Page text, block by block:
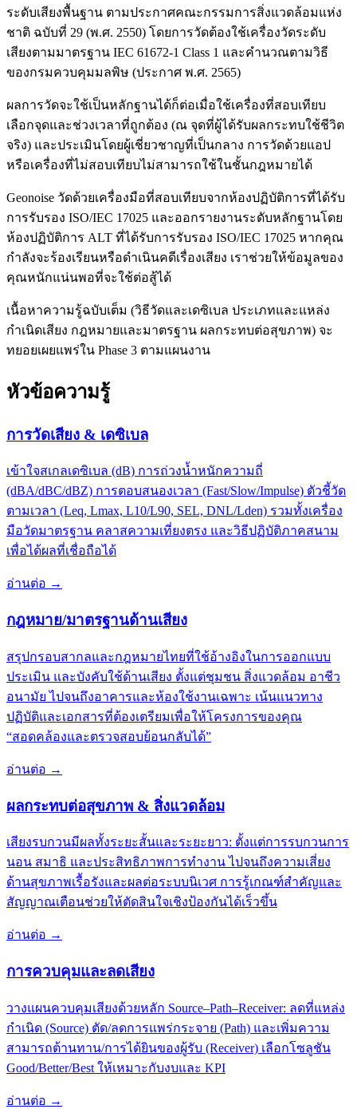
ระดับเสียงพื้นฐาน ตามประกาศคณะกรรมการสิ่งแวดล้อมแห่ง
ชาติ ฉบับที่ 29 (พ.ศ. 2550) โดยการวัดต้องใช้เครื่องวัดระดับ
เสียงตามมาตรฐาน IEC 61672-1 Class 1 และคำนวณตามวิธี
ของกรมควบคุมมลพิษ (ประกาศ พ.ศ. 2565)
ผลการวัดจะใช้เป็นหลักฐานได้ก็ต่อเมื่อใช้เครื่องที่สอบเทียบ
เลือกจุดและช่วงเวลาที่ถูกต้อง (ณ จุดที่ผู้ได้รับผลกระทบใช้ชีวิต
จริง) และประเมินโดยผู้เชี่ยวชาญที่เป็นกลาง การวัดด้วยแอป
หรือเครื่องที่ไม่สอบเทียบไม่สามารถใช้ในชั้นกฎหมายได้
Geonoise วัดด้วยเครื่องมือที่สอบเทียบจากห้องปฏิบัติการที่ได้รับ
การรับรอง ISO/IEC 17025 และออกรายงานระดับหลักฐานโดย
ห้องปฏิบัติการ ALT ที่ได้รับการรับรอง ISO/IEC 17025 หากคุณ
กำลังจะร้องเรียนหรือดำเนินคดีเรื่องเสียง เราช่วยให้ข้อมูลของ
คุณหนักแน่นพอที่จะใช้ต่อสู้ได้
เนื้อหาความรู้ฉบับเต็ม (วิธีวัดและเดซิเบล ประเภทและแหล่ง
กำเนิดเสียง กฎหมายและมาตรฐาน ผลกระทบต่อสุขภาพ) จะ
ทยอยเผยแพร่ใน Phase 3 ตามแผนงาน
หัวข้อความรู้
การวัดเสียง & เดซิเบล
เข้าใจสเกลเดซิเบล (dB) การถ่วงน้ำหนักความถี่
(dBA/dBC/dBZ) การตอบสนองเวลา (Fast/Slow/Impulse) ตัวชี้วัด
ตามเวลา (Leq, Lmax, L10/L90, SEL, DNL/Lden) รวมทั้งเครื่อง
มือวัดมาตรฐาน คลาสความเที่ยงตรง และวิธีปฏิบัติภาคสนาม
เพื่อได้ผลที่เชื่อถือได้
อ่านต่อ →
กฎหมาย/มาตรฐานด้านเสียง
สรุปกรอบสากลและกฎหมายไทยที่ใช้อ้างอิงในการออกแบบ
ประเมิน และบังคับใช้ด้านเสียง ตั้งแต่ชุมชน สิ่งแวดล้อม อาชีว
อนามัย ไปจนถึงอาคารและห้องใช้งานเฉพาะ เน้นแนวทาง
ปฏิบัติและเอกสารที่ต้องเตรียมเพื่อให้โครงการของคุณ
“สอดคล้องและตรวจสอบย้อนกลับได้”
อ่านต่อ →
ผลกระทบต่อสุขภาพ & สิ่งแวดล้อม
เสียงรบกวนมีผลทั้งระยะสั้นและระยะยาว: ตั้งแต่การรบกวนการ
นอน สมาธิ และประสิทธิภาพการทำงาน ไปจนถึงความเสี่ยง
ด้านสุขภาพเรื้อรังและผลต่อระบบนิเวศ การรู้เกณฑ์สำคัญและ
สัญญาณเตือนช่วยให้ตัดสินใจเชิงป้องกันได้เร็วขึ้น
อ่านต่อ →
การควบคุมและลดเสียง
วางแผนควบคุมเสียงด้วยหลัก Source–Path–Receiver: ลดที่แหล่ง
กำเนิด (Source) ตัด/ลดการแพร่กระจาย (Path) และเพิ่มความ
สามารถต้านทาน/การได้ยินของผู้รับ (Receiver) เลือกโซลูชัน
Good/Better/Best ให้เหมาะกับงบและ KPI
อ่านต่อ →